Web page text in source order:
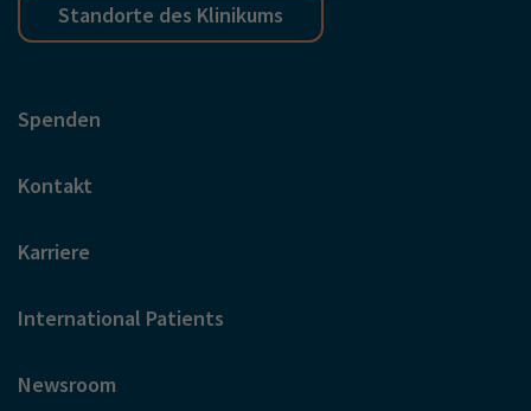
Standorte des Klinikums
Spenden
Kontakt
Karriere
International Patients
Newsroom